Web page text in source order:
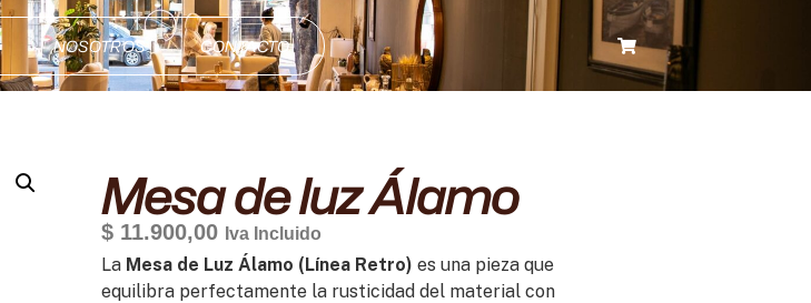
NOSOTROS CONTACTO
Mesa de luz Álamo
$11.900,00 Iva Incluido
La Mesa de Luz Álamo (Línea Retro) es una pieza que
equilibra perfectamente la rusticidad del material con